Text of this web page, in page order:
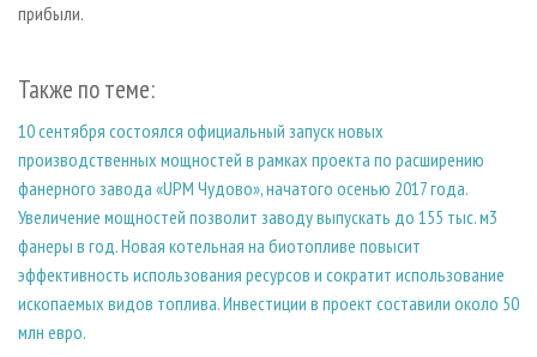
прибыли.
Также по теме:
10 сентября состоялся официальный запуск новых
производственных мощностей в рамках проекта по расширению
фанерного завода «UPM Чудово», начатого осенью 2017 года.
Увеличение мощностей позволит заводу выпускать до 155 тыс. м3
фанеры в год. Новая котельная на биотопливе повысит
эффективность использования ресурсов и сократит использование
ископаемых видов топлива. Инвестиции в проект составили около 50
млн евро.